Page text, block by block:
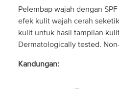
Pelembap wajah dengan
efek kulit wajah cerah
kulit untuk hasil tampilan
Dermatologically tested.
Kandungan: